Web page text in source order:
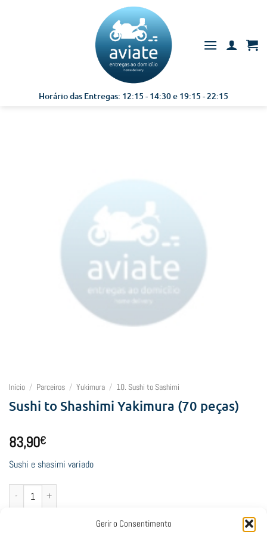
Gerir o Consentimento
Horário das Entregas: 12:15 - 14:30 e 19:15 - 22:15
Início / Parceiros / Yukimura / 10. Sushi to Sashimi
Sushi to Shashimi Yakimura (70 peças)
83,90€
Sushi e shasimi variado
Quantidade de Sushi to Shashimi Yakimura (70 peças)
Adicionar